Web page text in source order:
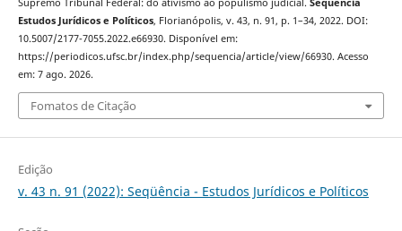
Estudos Jurídicos e Políticos, Florianópolis, v. 43, n. 91, p. 1–34, 2022. DOI:
10.5007/2177-7055.2022.e66930. Disponível em:
https://periodicos.ufsc.br/index.php/sequencia/article/view/66930. Acesso
em: 7 ago. 2026.
Fomatos de Citação
Edição
v. 43 n. 91 (2022): Seqüência - Estudos Jurídicos e Políticos